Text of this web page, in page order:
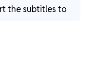
the subtitles to?